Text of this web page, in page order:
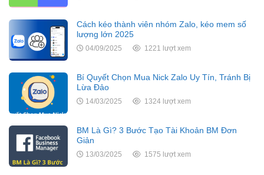
Cách kéo thành viên nhóm Zalo, kéo mem số
lượng lớn 2025
04/09/2025 1221 lượt xem
Bí Quyết Chọn Mua Nick Zalo Uy Tín, Tránh Bị
Lừa Đảo
14/03/2025 1324 lượt xem
BM Là Gì? 3 Bước Tạo Tài Khoản BM Đơn
Giản
13/03/2025 1575 lượt xem